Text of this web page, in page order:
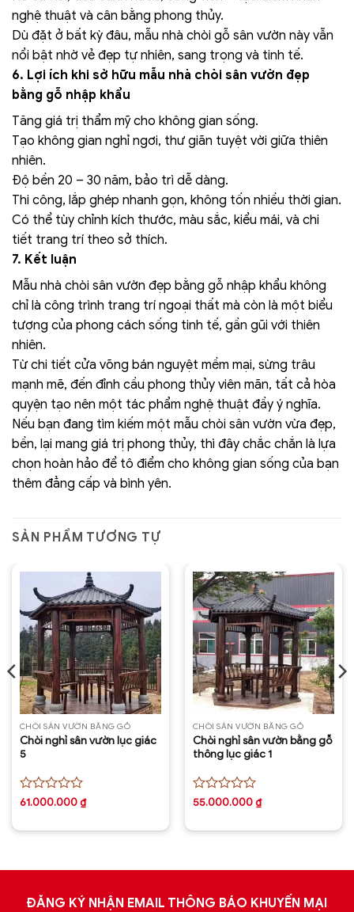
nghệ thuật và cân bằng phong thủy.
Dù đặt ở bất kỳ đâu, mẫu nhà chòi gỗ sân vườn này vẫn
nổi bật nhờ vẻ đẹp tự nhiên, sang trọng và tinh tế.
6. Lợi ích khi sở hữu mẫu nhà chòi sân vườn đẹp
bằng gỗ nhập khẩu
Tăng giá trị thẩm mỹ cho không gian sống.
Tạo không gian nghỉ ngơi, thư giãn tuyệt vời giữa thiên
nhiên.
Độ bền 20 – 30 năm, bảo trì dễ dàng.
Thi công, lắp ghép nhanh gọn, không tốn nhiều thời gian.
Có thể tùy chỉnh kích thước, màu sắc, kiểu mái, và chi
tiết trang trí theo sở thích.
7. Kết luận
Mẫu nhà chòi sân vườn đẹp bằng gỗ nhập khẩu không
chỉ là công trình trang trí ngoại thất mà còn là một biểu
tượng của phong cách sống tinh tế, gần gũi với thiên
nhiên.
Từ chi tiết cửa võng bán nguyệt mềm mại, sừng trâu
mạnh mẽ, đến đỉnh cầu phong thủy viên mãn, tất cả hòa
quyện tạo nên một tác phẩm nghệ thuật đầy ý nghĩa.
Nếu bạn đang tìm kiếm một mẫu chòi sân vườn vừa đẹp,
bền, lại mang giá trị phong thủy, thì đây chắc chắn là lựa
chọn hoàn hảo để tô điểm cho không gian sống của bạn
thêm đẳng cấp và bình yên.
SẢN PHẨM TƯƠNG TỰ
CHÒI SÂN VƯỜN BẰNG GỖ
Chòi nghỉ sân vườn lục giác
5
Được
61.000.000₫
CHÒI SÂN VƯỜN BẰNG GỖ
Chòi nghỉ sân vườn bằng gỗ
thông lục giác 1
Được
55.000.000₫
ĐĂNG KÝ NHẬN EMAIL THÔNG BÁO KHUYẾN MẠI